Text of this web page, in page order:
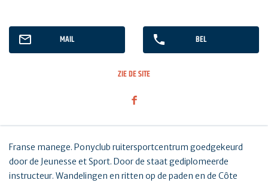
MAIL BEL
ZIE DE SITE
Franse manege. Ponyclub ruitersportcentrum goedgekeurd
door de Jeunesse et Sport. Door de staat gediplomeerde
instructeur. Wandelingen en ritten op de paden en de Côte